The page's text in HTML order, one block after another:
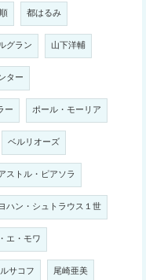
都はるみ
グラン 山下洋輔
ター
ー ポール・モーリア
ベルリオーズ
ストル・ピアソラ
ハン・シュトラウス１世
エ・モワ
サコフ 尾崎亜美